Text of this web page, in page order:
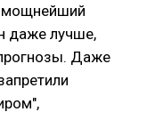
мощнейший
даже лучше,
Даже